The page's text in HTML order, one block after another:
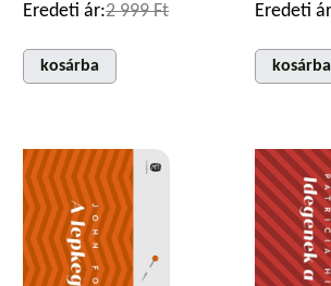
Eredeti ár:2 999 Ft
kosárba
Eredeti
kosárba